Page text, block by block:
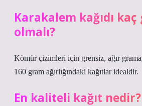
Karakalem kağıdı
olmalı?
Kömür çizimleri için grensiz, ağır
160 gram ağırlığındaki kağıtlar idealdir.
En kaliteli kağıt nedir?